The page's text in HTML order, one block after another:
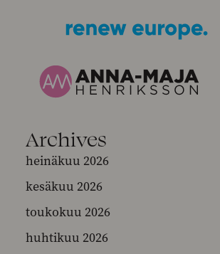
JULKAISUT
POLITIIKKANI
HENKILÖKUVA
Archives
heinäkuu 2026
kesäkuu 2026
toukokuu 2026
huhtikuu 2026